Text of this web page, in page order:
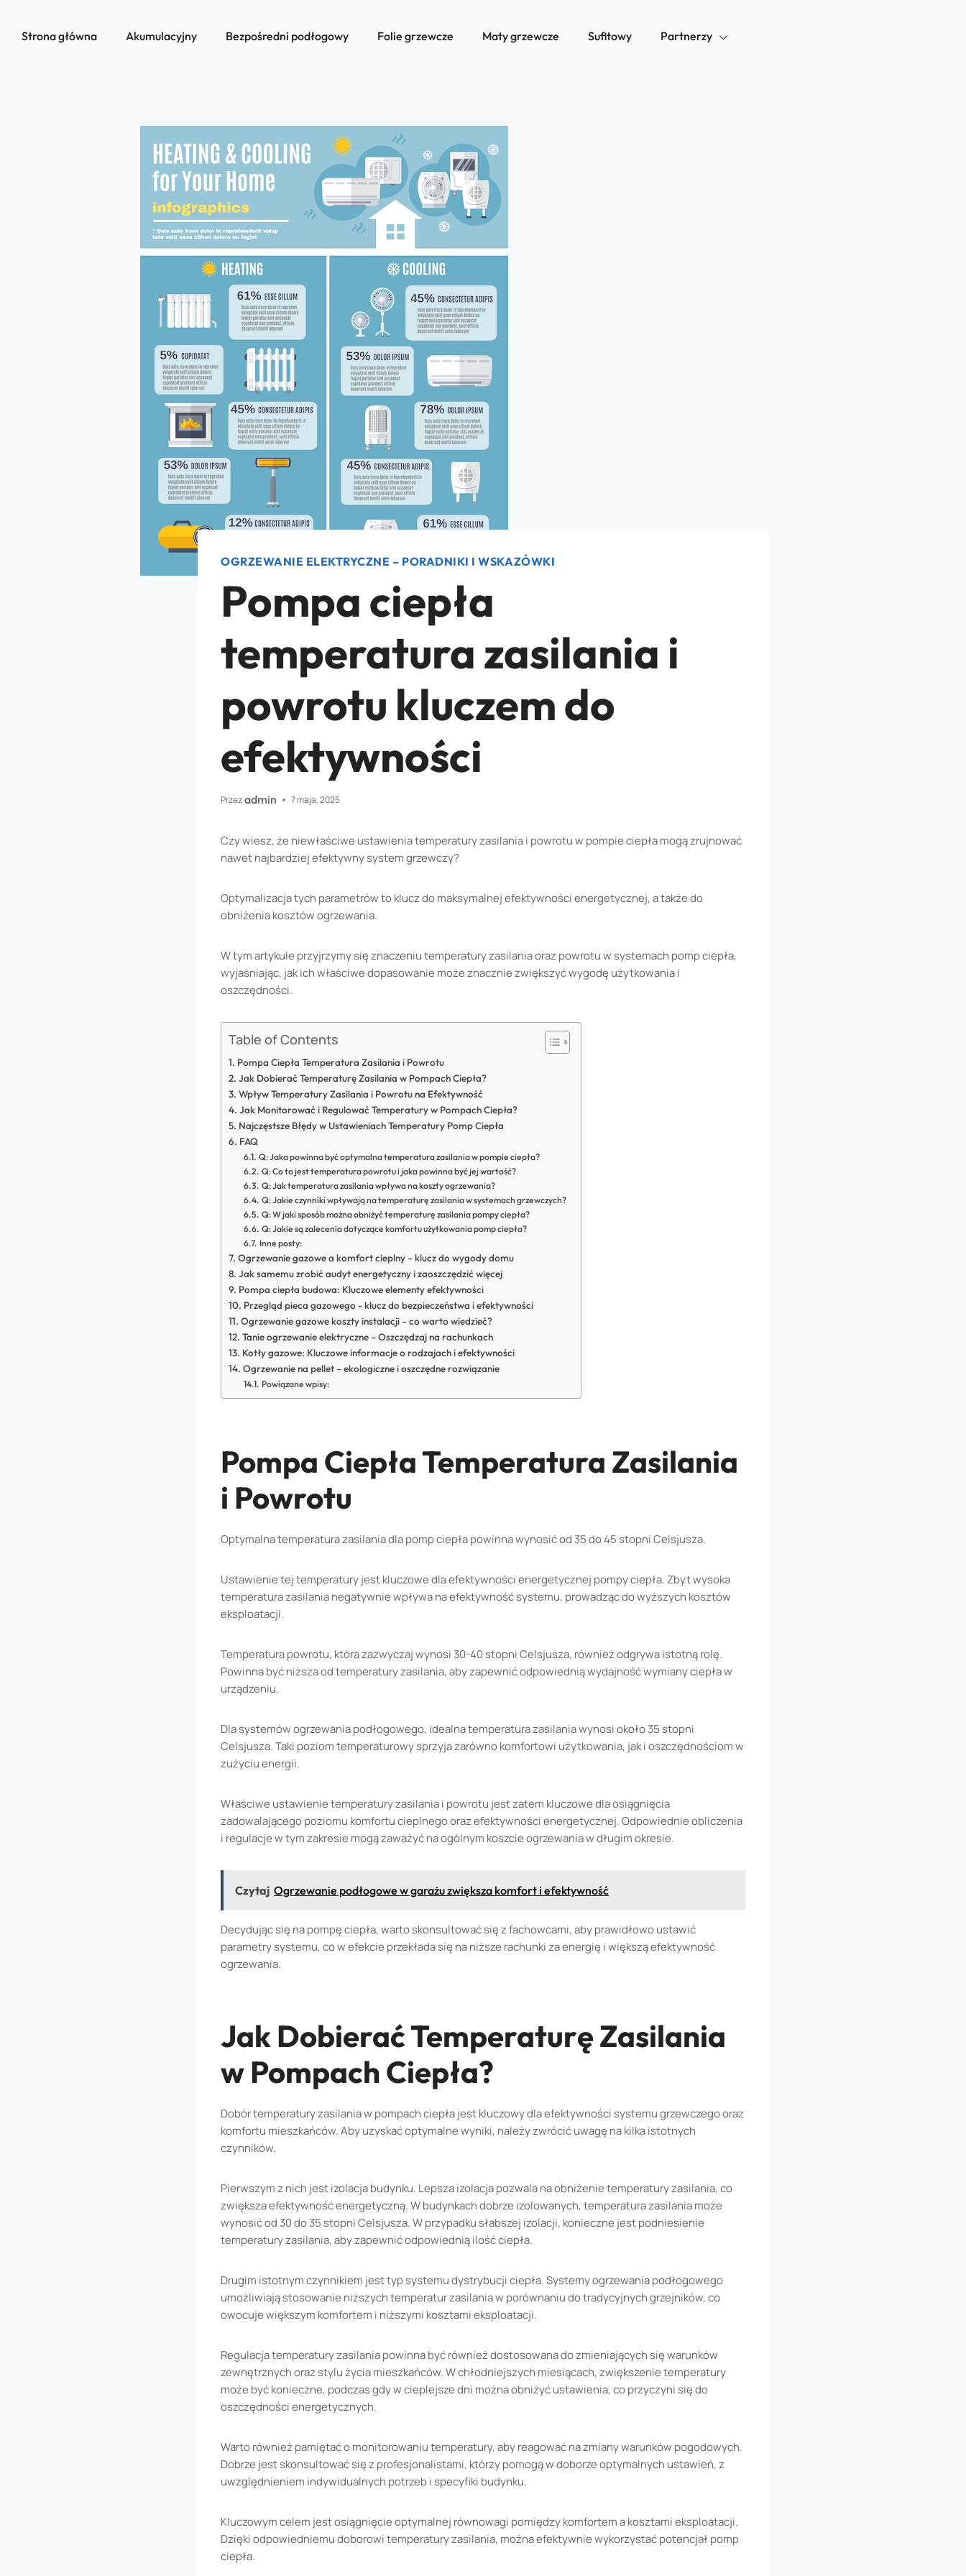
Strona główna Akumulacyjny Bezpośredni podłogowy Folie grzewcze Maty grzewcze Sufitowy Partnerzy
OGRZEWANIE ELEKTRYCZNE – PORADNIKI I WSKAZÓWKI
Pompa ciepła
temperatura zasilania i
powrotu kluczem do
efektywności
Przezadmin 7 maja, 2025
Czy wiesz, że niewłaściwe ustawienia temperatury zasilania i powrotu w pompie ciepła mogą zrujnować
nawet najbardziej efektywny system grzewczy?
Optymalizacja tych parametrów to klucz do maksymalnej efektywności energetycznej, a także do
obniżenia kosztów ogrzewania.
W tym artykule przyjrzymy się znaczeniu temperatury zasilania oraz powrotu w systemach pomp ciepła,
wyjaśniając, jak ich właściwe dopasowanie może znacznie zwiększyć wygodę użytkowania i
oszczędności.
Table of Contents
Pompa Ciepła Temperatura Zasilania i Powrotu
Jak Dobierać Temperaturę Zasilania w Pompach Ciepła?
Wpływ Temperatury Zasilania i Powrotu na Efektywność
Jak Monitorować i Regulować Temperatury w Pompach Ciepła?
Najczęstsze Błędy w Ustawieniach Temperatury Pomp Ciepła
FAQ
Q: Jaka powinna być optymalna temperatura zasilania w pompie ciepła?
Q: Co to jest temperatura powrotu i jaka powinna być jej wartość?
Q: Jak temperatura zasilania wpływa na koszty ogrzewania?
Q: Jakie czynniki wpływają na temperaturę zasilania w systemach grzewczych?
Q: W jaki sposób można obniżyć temperaturę zasilania pompy ciepła?
Q: Jakie są zalecenia dotyczące komfortu użytkowania pomp ciepła?
Inne posty:
Ogrzewanie gazowe a komfort cieplny – klucz do wygody domu
Jak samemu zrobić audyt energetyczny i zaoszczędzić więcej
Pompa ciepła budowa: Kluczowe elementy efektywności
Przegląd pieca gazowego - klucz do bezpieczeństwa i efektywności
Ogrzewanie gazowe koszty instalacji – co warto wiedzieć?
Tanie ogrzewanie elektryczne – Oszczędzaj na rachunkach
Kotły gazowe: Kluczowe informacje o rodzajach i efektywności
Ogrzewanie na pellet – ekologiczne i oszczędne rozwiązanie
Powiązane wpisy:
Pompa Ciepła Temperatura Zasilania
i Powrotu
Optymalna temperatura zasilania dla pomp ciepła powinna wynosić od 35 do 45 stopni Celsjusza.
Ustawienie tej temperatury jest kluczowe dla efektywności energetycznej pompy ciepła. Zbyt wysoka
temperatura zasilania negatywnie wpływa na efektywność systemu, prowadząc do wyższych kosztów
eksploatacji.
Temperatura powrotu, która zazwyczaj wynosi 30-40 stopni Celsjusza, również odgrywa istotną rolę.
Powinna być niższa od temperatury zasilania, aby zapewnić odpowiednią wydajność wymiany ciepła w
urządzeniu.
Dla systemów ogrzewania podłogowego, idealna temperatura zasilania wynosi około 35 stopni
Celsjusza. Taki poziom temperaturowy sprzyja zarówno komfortowi użytkowania, jak i oszczędnościom w
zużyciu energii.
Właściwe ustawienie temperatury zasilania i powrotu jest zatem kluczowe dla osiągnięcia
zadowalającego poziomu komfortu cieplnego oraz efektywności energetycznej. Odpowiednie obliczenia
i regulacje w tym zakresie mogą zaważyć na ogólnym koszcie ogrzewania w długim okresie.
Czytaj Ogrzewanie podłogowe w garażu zwiększa komfort i efektywność
Decydując się na pompę ciepła, warto skonsultować się z fachowcami, aby prawidłowo ustawić
parametry systemu, co w efekcie przekłada się na niższe rachunki za energię i większą efektywność
ogrzewania.
Jak Dobierać Temperaturę Zasilania
w Pompach Ciepła?
Dobór temperatury zasilania w pompach ciepła jest kluczowy dla efektywności systemu grzewczego oraz
komfortu mieszkańców. Aby uzyskać optymalne wyniki, należy zwrócić uwagę na kilka istotnych
czynników.
Pierwszym z nich jest izolacja budynku. Lepsza izolacja pozwala na obniżenie temperatury zasilania, co
zwiększa efektywność energetyczną. W budynkach dobrze izolowanych, temperatura zasilania może
wynosić od 30 do 35 stopni Celsjusza. W przypadku słabszej izolacji, konieczne jest podniesienie
temperatury zasilania, aby zapewnić odpowiednią ilość ciepła.
Drugim istotnym czynnikiem jest typ systemu dystrybucji ciepła. Systemy ogrzewania podłogowego
umożliwiają stosowanie niższych temperatur zasilania w porównaniu do tradycyjnych grzejników, co
owocuje większym komfortem i niższymi kosztami eksploatacji.
Regulacja temperatury zasilania powinna być również dostosowana do zmieniających się warunków
zewnętrznych oraz stylu życia mieszkańców. W chłodniejszych miesiącach, zwiększenie temperatury
może być konieczne, podczas gdy w cieplejsze dni można obniżyć ustawienia, co przyczyni się do
oszczędności energetycznych.
Warto również pamiętać o monitorowaniu temperatury, aby reagować na zmiany warunków pogodowych.
Dobrze jest skonsultować się z profesjonalistami, którzy pomogą w doborze optymalnych ustawień, z
uwzględnieniem indywidualnych potrzeb i specyfiki budynku.
Kluczowym celem jest osiągnięcie optymalnej równowagi pomiędzy komfortem a kosztami eksploatacji.
Dzięki odpowiedniemu doborowi temperatury zasilania, można efektywnie wykorzystać potencjał pomp
ciepła.